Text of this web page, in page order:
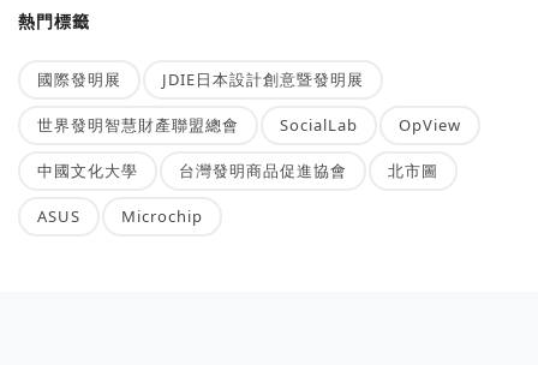
熱門標籤
國際發明展 JDIE日本設計創意暨發明展
世界發明智慧財產聯盟總會 SocialLab OpView
中國文化大學 台灣發明商品促進協會 北市圖
ASUS Microchip